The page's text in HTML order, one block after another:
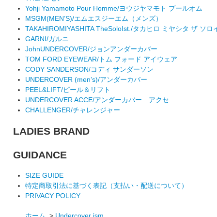
Yohji Yamamoto Pour Homme/ヨウジヤマモト プールオム
MSGM(MEN’S)/エムエスジーエム（メンズ）
TAKAHIROMIYASHITA TheSoloIst./タカヒロ ミヤシタ ザ ソロ
GARNI/ガルニ
JohnUNDERCOVER/ジョンアンダーカバー
TOM FORD EYEWEAR/トム フォード アイウェア
CODY SANDERSON/コディ サンダーソン
UNDERCOVER (men’s)/アンダーカバー
PEEL&LIFT/ピール＆リフト
UNDERCOVER ACCE/アンダーカバー アクセ
CHALLENGER/チャレンジャー
LADIES BRAND
GUIDANCE
SIZE GUIDE
特定商取引法に基づく表記（支払い・配送について）
PRIVACY POLICY